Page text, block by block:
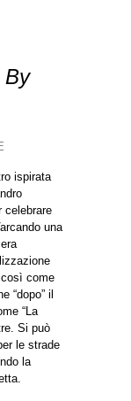
By
ispirata
celebrare
una
come
“dopo” il
“La
Si può
le strade
la